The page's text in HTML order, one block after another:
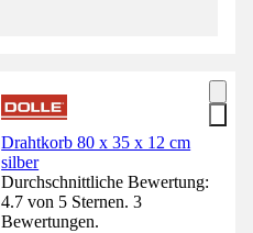
Drahtkorb 80 x 35 x 12 cm
silber
Durchschnittliche Bewertung:
4.7 von 5 Sternen. 3
Bewertungen.